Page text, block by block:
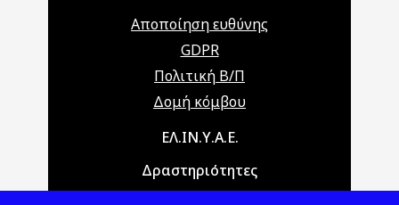
Αποποίηση ευθύνης
GDPR
Πολιτική Β/Π
Δομή κόμβου
Main navigationΕΛ.ΙΝ.Υ.Α.Ε.
Δραστηριότητες